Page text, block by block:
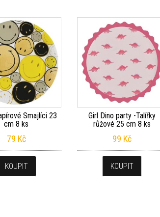
Smajlíci 23
cm 8 ks
79 Kč
KOUPIT
Girl Dino party -Talířky
růžové 25 cm 8 ks
99 Kč
KOUPIT